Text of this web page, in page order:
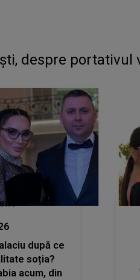
despre portativul
după ce
soția?
acum, din